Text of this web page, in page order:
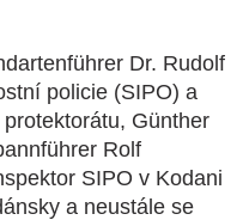
Dr. Rudolf
policie (SIPO) a
Günther
Rolf
SIPO v Kodani
a neustále se